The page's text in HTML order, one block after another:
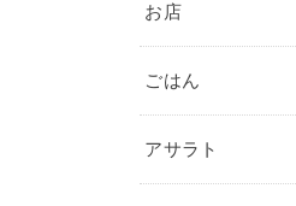
お店
ごはん
アサラト